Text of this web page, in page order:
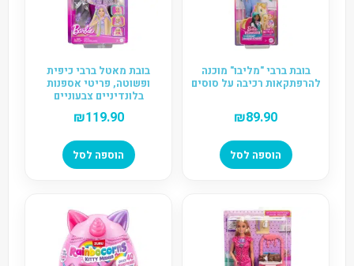
בובת ברבי "מליבו" מוכנה
להרפתקאות רכיבה על סוסים
₪89.90
הוספה לסל
בובת מאטל ברבי כיפית
ופשוטה, פריטי אספנות
בלונדיניים צבעוניים
₪119.90
הוספה לסל